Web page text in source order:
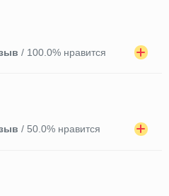
/ 100.0% нравится
/ 50.0% нравится